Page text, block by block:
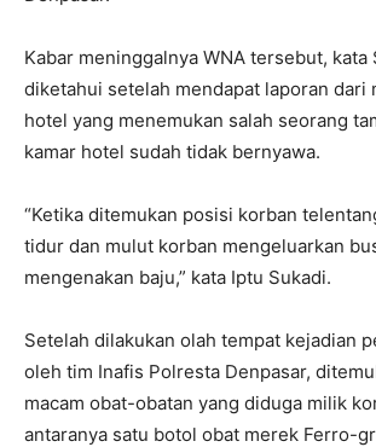
Kabar meninggalnya WNA tersebut, kata
diketahui setelah mendapat laporan dari
hotel yang menemukan salah seorang
kamar hotel sudah tidak bernyawa.
“Ketika ditemukan posisi korban
tidur dan mulut korban mengeluarkan
mengenakan baju,” kata Iptu Sukadi.
Setelah dilakukan olah tempat kejadian
oleh tim Inafis Polresta Denpasar,
macam obat-obatan yang diduga milik
antaranya satu botol obat merek Ferro-